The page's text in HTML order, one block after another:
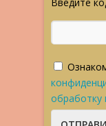
обработку